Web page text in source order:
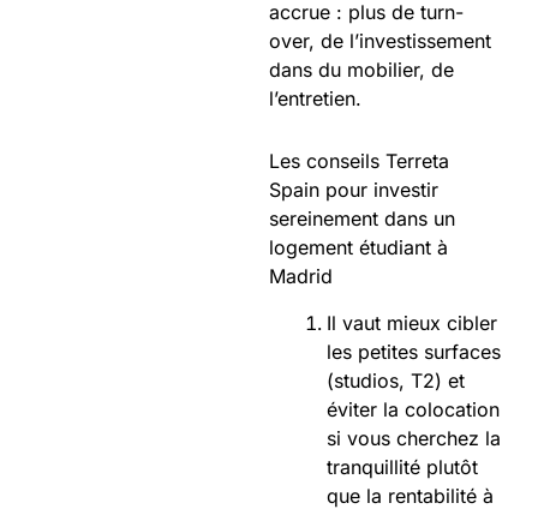
accrue : plus de turn-
over, de l’investissement
dans du mobilier, de
l’entretien.
Les conseils Terreta
Spain pour investir
sereinement dans un
logement étudiant à
Madrid
Il vaut mieux cibler
les petites surfaces
(studios, T2) et
éviter la colocation
si vous cherchez la
tranquillité plutôt
que la rentabilité à